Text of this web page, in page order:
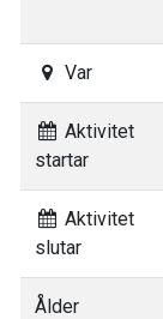
Var
Aktivitet
startar
Aktivitet
slutar
Ålder